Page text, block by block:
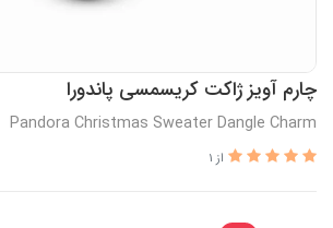
چارم آویز ژاکت کریسمسی پاندورا
Pandora Christmas Sweater Dangle Charm
از 1